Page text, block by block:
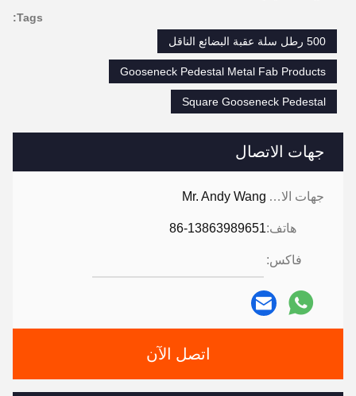
جهات الاتصال
جهات الاتصال: Mr. Andy Wang
هاتف:86-13863989651
فاكس:
اتصل الآن
Tags:
500 رطل سلة عقبة البضائع الناقل
Gooseneck Pedestal Metal Fab Products
Square Gooseneck Pedestal